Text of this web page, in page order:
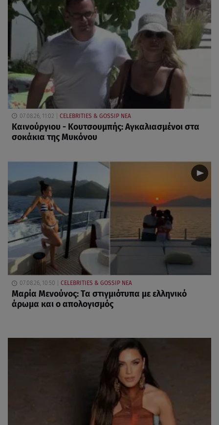
07.08.26, 11:02 CELEBRITIES & GOSSIP ΝΕΑ
Καινούργιου - Κουτσουμπής: Αγκαλιασμένοι στα
σοκάκια της Μυκόνου
07.08.26, 10:50 CELEBRITIES & GOSSIP ΝΕΑ
Μαρία Μενούνος: Τα στιγμιότυπα με ελληνικό
άρωμα και ο απολογισμός